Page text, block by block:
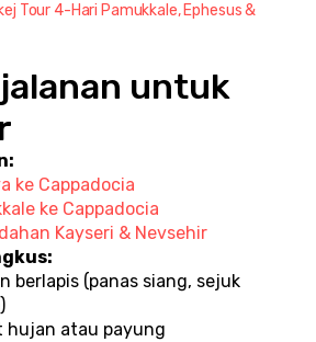
Tour 4-Hari Pamukkale, Ephesus &
untuk
ke Cappadocia
ke Cappadocia
Kayseri & Nevsehir
berlapis (panas siang, sejuk
hujan atau payung